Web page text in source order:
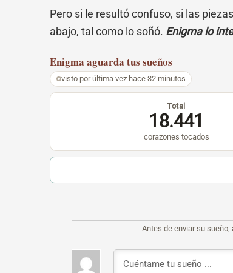
Pero si le resultó confuso, si las
abajo, tal como lo soñó. Enigma lo
Enigma aguarda tus sueños
visto por última vez hace 32 minutos
Total
18.441
corazones tocados
Antes de enviar su